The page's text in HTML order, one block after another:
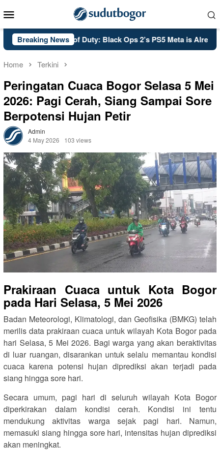
to
Menu
Breaking News
PSA: Call of Duty: Black Ops 2’s PS5 Meta is Already Set
Home Terkini
Peringatan Cuaca Bogor Selasa 5 Mei
2026: Pagi Cerah, Siang Sampai Sore
Berpotensi Hujan Petir
Admin
4 May 2026
103 views
Prakiraan Cuaca untuk Kota Bogor
pada Hari Selasa, 5 Mei 2026
Badan Meteorologi, Klimatologi, dan Geofisika (BMKG) telah
merilis data prakiraan cuaca untuk wilayah Kota Bogor pada
hari Selasa, 5 Mei 2026. Bagi warga yang akan beraktivitas
di luar ruangan, disarankan untuk selalu memantau kondisi
cuaca karena potensi hujan diprediksi akan terjadi pada
siang hingga sore hari.
Secara umum, pagi hari di seluruh wilayah Kota Bogor
diperkirakan dalam kondisi cerah. Kondisi ini tentu
mendukung aktivitas warga sejak pagi hari. Namun,
memasuki siang hingga sore hari, intensitas hujan diprediksi
akan meningkat.